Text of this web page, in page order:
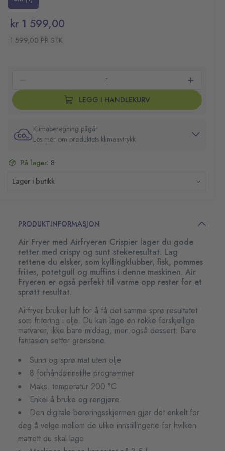
Enkel å bruke og rengjøre
deg å velge mellom de ulike innstillingene for
hvilken matrett du skal lage
1500 W
kr 1 599,00
1 599,00 PR STK
LEGG I HANDLEKURV
Klimaberegning pågår
Les mer om produktets klimaavtrykk
På lager: 8
Lager i butikk
PRODUKTINFORMASJON
Air Fryer med Airfryeren Crispier lager du gode
retter med crispy og sunt stekeresultat. Lag
rettene du elsker, som kyllingklubber, fisk, pommes
frites, potetgull og muffins i denne maskinen. Air
Fryeren er også perfekt til varme opp rester for et
sprøtt resultat.
Airfryer bruker luft for å få det samme sprø resultatet
som fritering i olje. Du kan lage en rekke forskjellige
matvarer, ikke bare middag, men også dessert. Bare
fantasien setter grensene.
Sunn og sprø mat uten olje
8 forhåndsinnstilte programmer
Maks. temperatur 200 °C
Enkel å bruke og rengjøre
Den digitale berøringsskjermen gjør det enkelt for
deg å velge mellom de ulike innstillingene for hvilken
matrett du skal lage